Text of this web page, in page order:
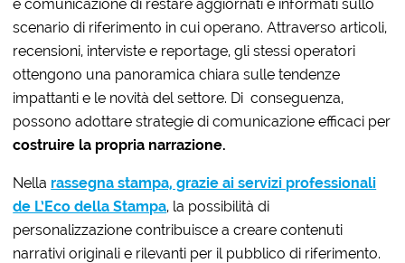
e comunicazione di restare aggiornati e informati sullo
scenario di riferimento in cui operano. Attraverso articoli,
recensioni, interviste e reportage, gli stessi operatori
ottengono una panoramica chiara sulle tendenze
impattanti e le novità del settore. Di conseguenza,
possono adottare strategie di comunicazione efficaci per
costruire la propria narrazione.
Nella rassegna stampa, grazie ai servizi professionali
de L’Eco della Stampa, la possibilità di
personalizzazione contribuisce a creare contenuti
narrativi originali e rilevanti per il pubblico di riferimento.